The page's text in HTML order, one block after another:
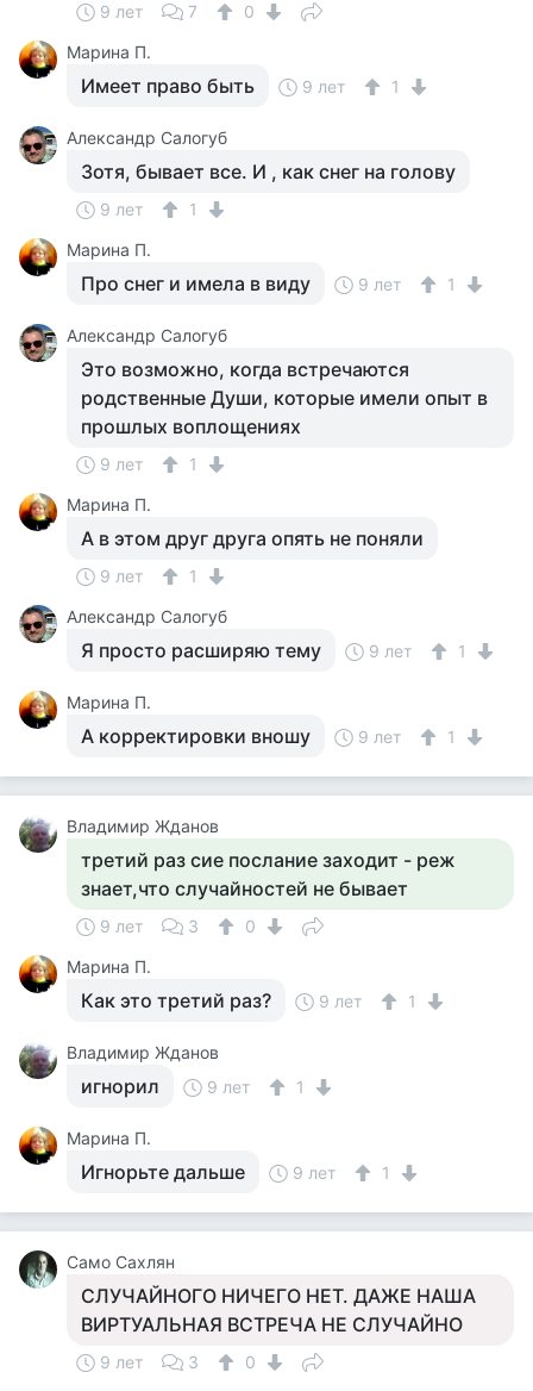
9 лет 7
0
Марина П.
Имеет право быть 9 лет 1
Александр Салогуб
Зотя, бывает все. И , как снег на голову
9 лет
1
Марина П.
Про снег и имела в виду 9 лет 1
Александр Салогуб
Это возможно, когда встречаются
родственные Души, которые имели опыт в
прошлых воплощениях
9 лет
1
Марина П.
А в этом друг друга опять не поняли
9 лет
1
Александр Салогуб
Я просто расширяю тему 9 лет 1
Марина П.
А корректировки вношу 9 лет 1
Владимир Жданов
третий раз сие послание заходит - реж
знает,что случайностей не бывает
9 лет 3
0
Марина П.
Как это третий раз? 9 лет 1
Владимир Жданов
игнорил 9 лет 1
Марина П.
Игнорьте дальше 9 лет 1
Само Сахлян
СЛУЧАЙНОГО НИЧЕГО НЕТ. ДАЖЕ НАША
ВИРТУАЛЬНАЯ ВСТРЕЧА НЕ СЛУЧАЙНО
9 лет 3
0